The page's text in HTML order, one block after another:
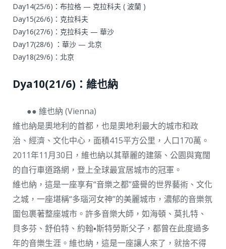
Day14(25/6)：布拉格 — 克拉科夫 ( 波蘭 )
Day15(26/6)：克拉科夫
Day16(27/6)：克拉科夫 — 華沙
Day17(28/6) ：華沙 — 北京
Day18(29/6)：北京
Dya10(21/6)：維也納
●● 維也納 (Vienna)
維也納是奧地利的首都，也是奧地利最大的城市和政
治、經濟、文化中心，面積415平方公里，人口170萬。
2011年11月30日，維也納以其華麗的建築、公園與寬闊
的自行車道路網，登上全球最宜居城市的冠軍。
維也納，這是一座享有“音樂之都”盛譽的世界藝術、文化
之城，一座堪稱“多瑙河女神”的美麗城市，濃郁的音樂氛
圍包裹著整座城市。許多音樂大師，如海頓、莫扎特、
貝多芬、舒伯特、約翰▪斯特勞斯父子，都曾在此度過多
年的音樂生涯。維也納，這是一座讓人來了，就捨不得